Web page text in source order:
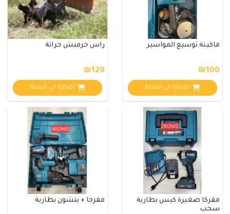
ماكينة توسيع المواسير
₪100
اضافة الي السلة
راس حرميش حراثة
₪120
اضافة الي السلة
مفركا صغيرة كبس بطارية
سحب
مفرجا + بتشون بطارية